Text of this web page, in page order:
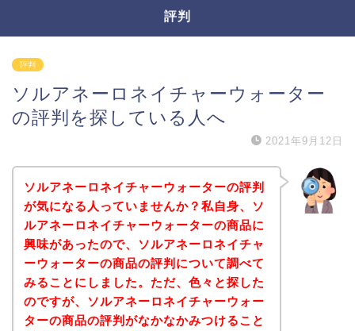
評判
評判
ソルアネーロネイチャーウォーター
の評判を探している人へ
2021年9月12日
ソルアネーロネイチャーウォーターの評判
が気になる人っていませんか？私自身、ソ
ルアネーロネイチャーウォーターの商品に
興味があったので、ソルアネーロネイチャ
ーウォーターの商品の評判について調べて
みることにしました。ただ、色々と探した
のですが、ソルアネーロネイチャーウォー
ターの商品の評判がなかなかみつけること